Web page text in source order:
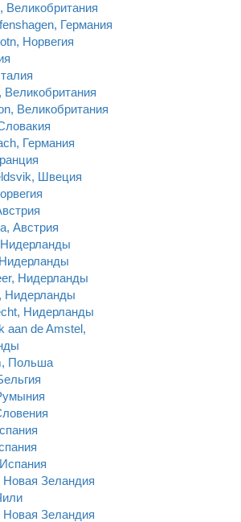
Великобритания
Германия
Норвегия
Великобритания
Великобритания
Германия
Швеция
Австрия
Нидерланды
Нидерланды
Нидерланды
aan de Amstel,
Польша
Новая Зеландия
Новая Зеландия